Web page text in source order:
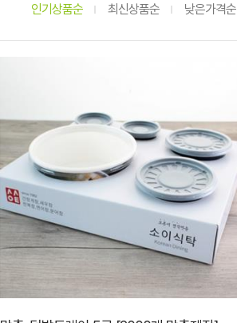
인기상품순 최신상품순 낮은가격순